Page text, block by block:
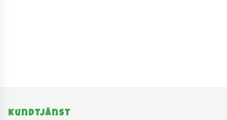
Kundtjänst